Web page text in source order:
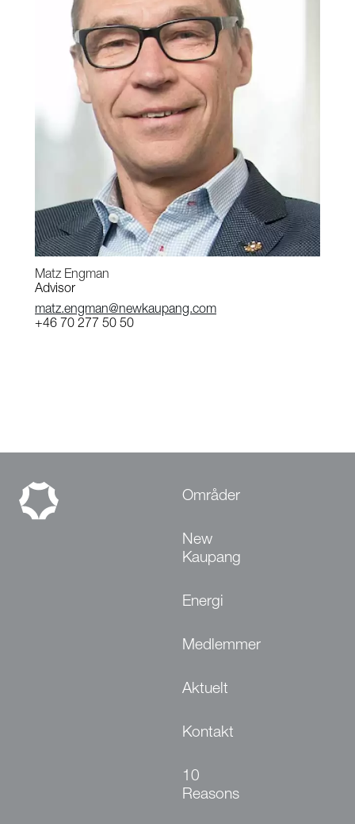
Matz Engman
Advisor
matz.engman@newkaupang.com
+46 70 277 50 50
Områder
New
Kaupang
Energi
Medlemmer
Aktuelt
Kontakt
10
Reasons